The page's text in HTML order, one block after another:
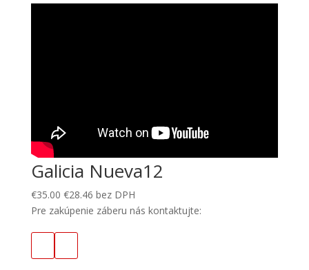
Galicia Nueva12
€35.00 €28.46 bez DPH
Pre zakúpenie záberu nás kontaktujte: